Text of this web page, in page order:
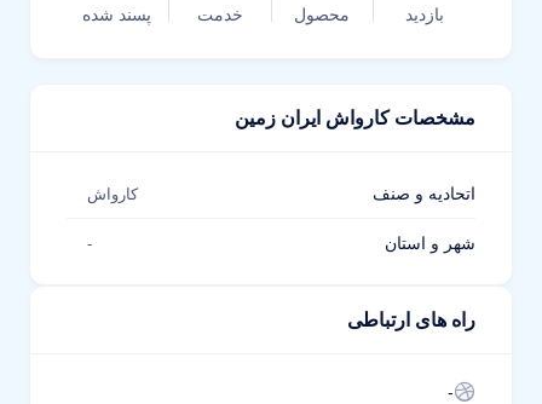
بازدید محصول خدمت پسند شده
مشخصات کارواش ایران زمین
اتحادیه و صنف کارواش
شهر و استان -
راه های ارتباطی
-